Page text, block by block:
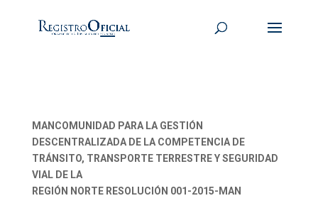
MANCOMUNIDAD PARA LA GESTIÓN
DESCENTRALIZADA DE LA COMPETENCIA DE
TRÁNSITO, TRANSPORTE TERRESTRE Y SEGURIDAD
VIAL DE LA
REGIÓN NORTE RESOLUCIÓN 001-2015-MAN